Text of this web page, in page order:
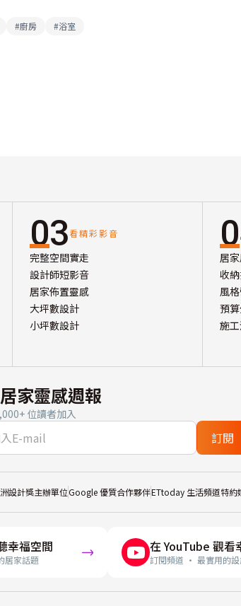
#廚房 #浴室
03看精彩影音
完整空間實走
設計師短影音
居家佈置靈感
大坪數設計
小坪數設計
居
收
風
預
施
家靈感週報
位讀者加入
訂閱
設計獎主辦單位Google 優質合作夥伴ETtoday 生活頻道特約
幸福空間
居家話題
在 YouTube 觀看
訂閱頻道 · 最實用的